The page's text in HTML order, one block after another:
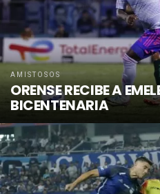
AMISTOSOS
ORENSE RECIBE A
BICENTENARIA